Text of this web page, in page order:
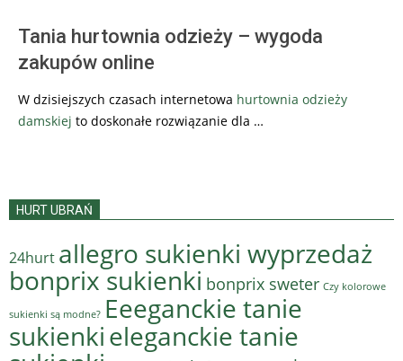
Tania hurtownia odzieży – wygoda
zakupów online
W dzisiejszych czasach internetowa hurtownia odzieży
damskiej to doskonałe rozwiązanie dla …
HURT UBRAŃ
24hurt allegro sukienki wyprzedaż
bonprix sukienki bonprix sweter Czy kolorowe
sukienki są modne? Eeeganckie tanie
sukienkieleganckie tanie